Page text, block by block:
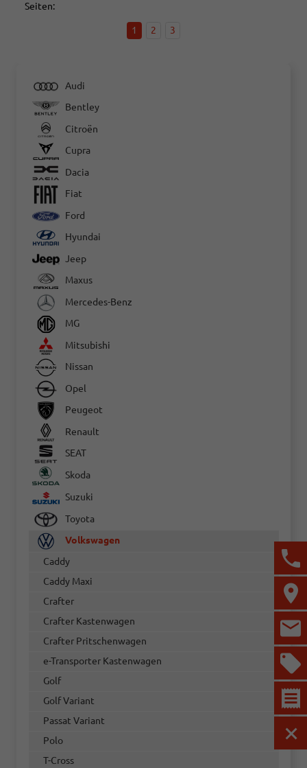
Seiten:
1 2 3
Audi
Bentley
Citroën
Cupra
Dacia
Fiat
Ford
Hyundai
Jeep
Maxus
Mercedes-Benz
MG
Mitsubishi
Nissan
Opel
Peugeot
Renault
SEAT
Skoda
Suzuki
Toyota
Volkswagen
Caddy
Caddy Maxi
Crafter
Crafter Kastenwagen
Crafter Pritschenwagen
e-Transporter Kastenwagen
Golf
Golf Variant
Passat Variant
Polo
T-Cross